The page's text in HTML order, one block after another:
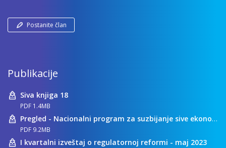
Postanite član
Publikacije
Siva knjiga 18
PDF 1.4MB
Pregled - Nacionalni program za suzbijanje sive ekonomije
PDF 9.2MB
I kvartalni izveštaj o regulatornoj reformi - maj 2023